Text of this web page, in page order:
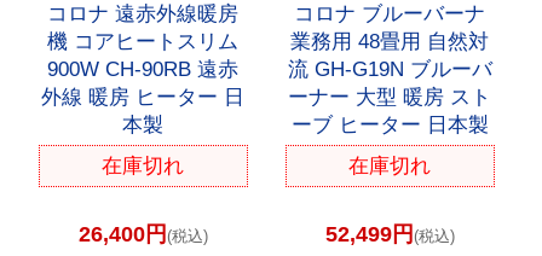
コロナ 遠赤外線暖房
機 コアヒートスリム
900W CH-90RB 遠赤
外線 暖房 ヒーター 日
本製
在庫切れ
26,400円 (税込)
コロナ ブルーバーナ
業務用 48畳用 自然対
流 GH-G19N ブルーバ
ーナー 大型 暖房 スト
ーブ ヒーター 日本製
在庫切れ
52,499円 (税込)